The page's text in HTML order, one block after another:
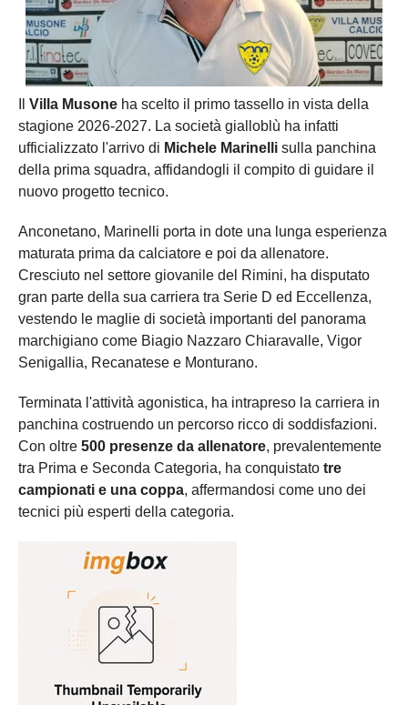
Villa Musone ha scelto il primo tassello in vista della
stagione 2026-2027. La società gialloblù ha infatti
ufficializzato l'arrivo di Michele Marinelli sulla panchina
della prima squadra, affidandogli il compito di guidare il
nuovo progetto tecnico.
Anconetano, Marinelli porta in dote una lunga esperienza
maturata prima da calciatore e poi da allenatore.
Cresciuto nel settore giovanile del Rimini, ha disputato
gran parte della sua carriera tra Serie D ed Eccellenza,
vestendo le maglie di società importanti del panorama
marchigiano come Biagio Nazzaro Chiaravalle, Vigor
Senigallia, Recanatese e Monturano.
Terminata l'attività agonistica, ha intrapreso la carriera in
panchina costruendo un percorso ricco di soddisfazioni.
Con oltre 500 presenze da allenatore, prevalentemente
tra Prima e Seconda Categoria, ha conquistato tre
campionati e una coppa, affermandosi come uno dei
tecnici più esperti della categoria.